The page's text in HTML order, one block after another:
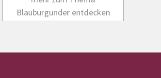
Blauburgunder entdecken